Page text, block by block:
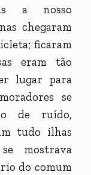
a nosso
chegaram
ficaram
eram tão
lugar para
se
de ruído,
tudo ilhas
mostrava
do comum